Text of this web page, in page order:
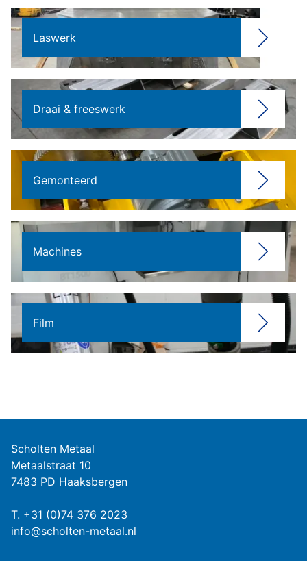
Laswerk
Draai & freeswerk
Gemonteerd
Machines
Film
Scholten Metaal
Metaalstraat 10
7483 PD Haaksbergen
T. +31 (0)74 376 2023
info@scholten-metaal.nl